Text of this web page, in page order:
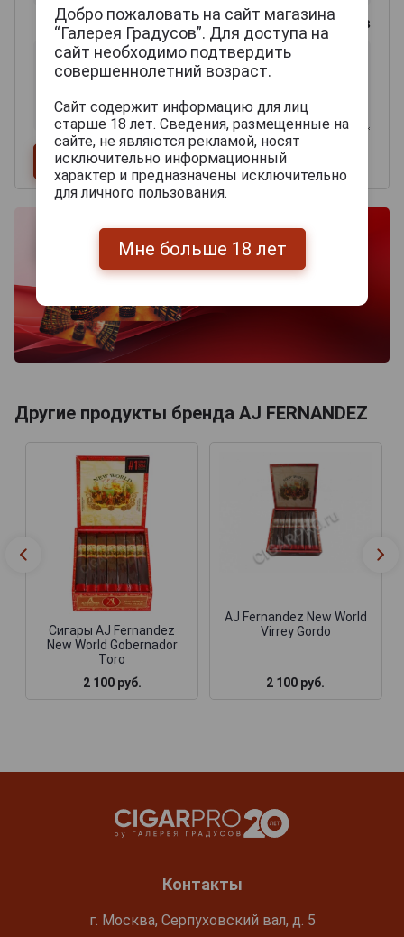
0 из 2000 знаков
Другие продукты бренда AJ FERNANDEZ
Сигары AJ Fernandez
New World Gobernador
Toro
2 100 руб.
AJ Fernandez New World
Virrey Gordo
2 100 руб.
Контакты
г. Москва, Серпуховский вал, д. 5
Добро пожаловать на сайт магазина
“Галерея Градусов”. Для доступа на
сайт необходимо подтвердить
совершеннолетний возраст.
Сайт содержит информацию для лиц
старше 18 лет. Сведения, размещенные на
сайте, не являются рекламой, носят
исключительно информационный
характер и предназначены исключительно
для личного пользования.
Мне больше 18 лет